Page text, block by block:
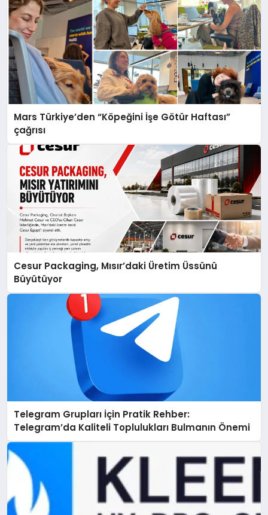
Mars Türkiye’den “Köpeğini İşe Götür Haftası”
çağrısı
Cesur Packaging, Mısır’daki Üretim Üssünü
Büyütüyor
Telegram Grupları İçin Pratik Rehber:
Telegram’da Kaliteli Toplulukları Bulmanın Önemi